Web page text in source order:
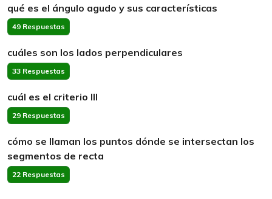
qué es el ángulo agudo y sus características
49 Respuestas
cuáles son los lados perpendiculares
33 Respuestas
cuál es el criterio lll
29 Respuestas
cómo se llaman los puntos dónde se intersectan los
segmentos de recta
22 Respuestas